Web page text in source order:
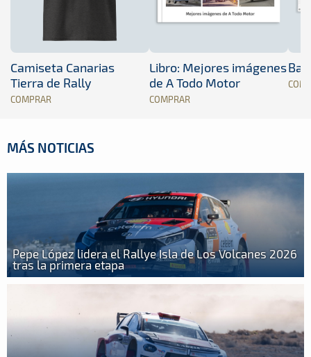
Camiseta Canarias
Tierra de Rally
COMPRAR
Libro: Mejores imágenes
de A Todo Motor
COMPRAR
MÁS NOTICIAS
Pepe López lidera el Rallye Isla de Los Volcanes 2026
tras la primera etapa